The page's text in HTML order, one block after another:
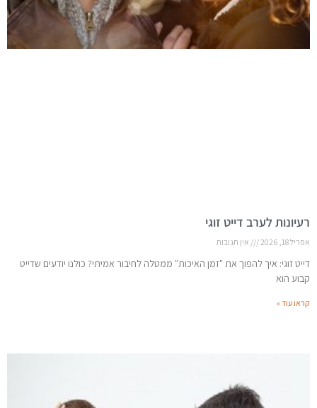
רעיונות לערב דייט זוגי
אפריל 18, 2026 אין תגובות
דייט זוגי: איך להפוך את "זמן האיכות" ממטלה לחיבור אמיתי? כולנו יודעים שדייט
קבוע הוא
קראו עוד »